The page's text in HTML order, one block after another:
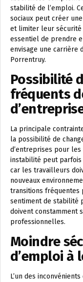
stabilité de l’emploi.
sociaux peut créer
et limiter leur sécurité
essentiel de prendre
envisage une carrière
Porrentruy.
Possibilité
fréquents
La principale
la possibilité de
d’entreprises pour
instabilité peut parfois
car les travailleurs
nouveaux
transitions fréquentes
sentiment de stabilité
doivent constamment
professionnelles.
Moindre
d’emploi à
L’un des